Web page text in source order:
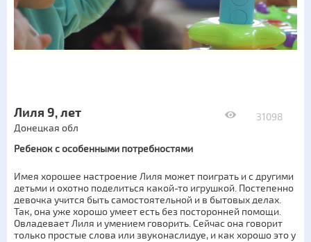
31098
Лиля 9, лет
Донецкая обл
Ребенок с особенными потребностями
Имея хорошее настроение Лиля может поиграть и с другими
детьми и охотно поделиться какой-то игрушкой. Постепенно
девочка учится быть самостоятельной и в бытовых делах.
Так, она уже хорошо умеет есть без посторонней помощи.
Овладевает Лиля и умением говорить. Сейчас она говорит
только простые слова или звуконаслидуе, и как хорошо это у